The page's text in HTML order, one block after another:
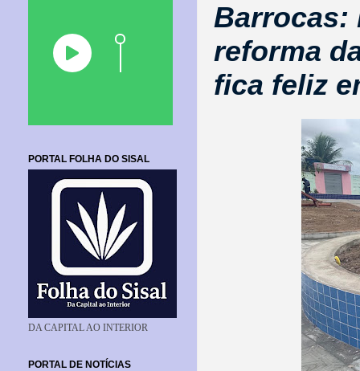
Barrocas:
reforma
fica feliz
PORTAL FOLHA DO SISAL
DA CAPITAL AO INTERIOR
PORTAL DE NOTÍCIAS